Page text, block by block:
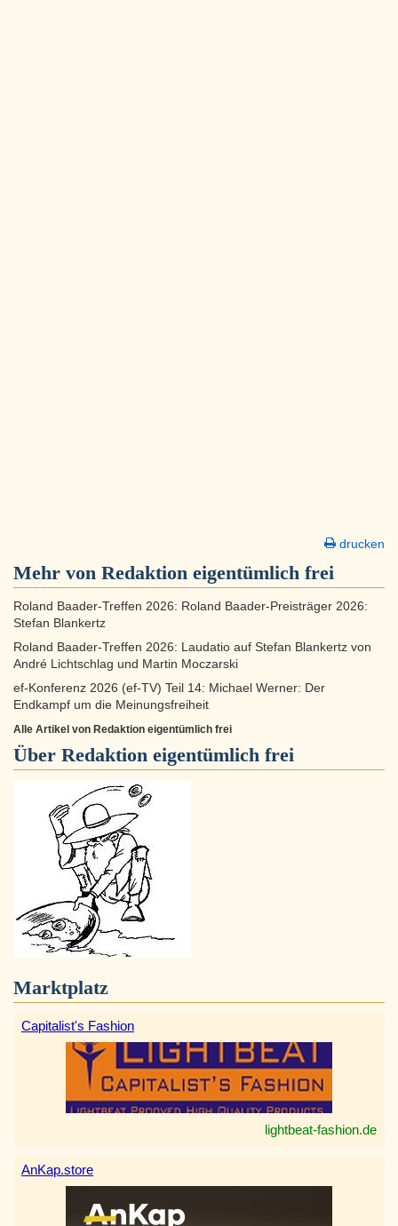
drucken
Mehr von Redaktion eigentümlich frei
Roland Baader-Treffen 2026: Roland Baader-Preisträger 2026:
Stefan Blankertz
Roland Baader-Treffen 2026: Laudatio auf Stefan Blankertz von
André Lichtschlag und Martin Moczarski
ef-Konferenz 2026 (ef-TV) Teil 14: Michael Werner: Der
Endkampf um die Meinungsfreiheit
Alle Artikel von Redaktion eigentümlich frei
Über Redaktion eigentümlich frei
Marktplatz
Capitalist's Fashion
lightbeat-fashion.de
AnKap.store